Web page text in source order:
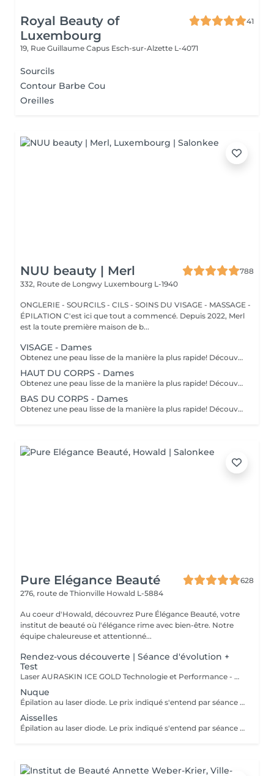
Royal Beauty of
Luxembourg
41
19, Rue Guillaume Capus Esch-sur-Alzette L-4071
Sourcils
Contour Barbe Cou
Oreilles
NUU beauty | Merl
788
332, Route de Longwy Luxembourg L-1940
ONGLERIE - SOURCILS - CILS - SOINS DU VISAGE - MASSAGE -
ÉPILATION C'est ici que tout a commencé. Depuis 2022, Merl
est la toute première maison de b...
VISAGE - Dames
Obtenez une peau lisse de la manière la plus rapide! Découvrez les avantages de l'épilation permanente grâce à notre technologie lumineuse avancée qui cible efficacement les follicules pileux. Caractéristiques de notre Laser: technologie de pointe: nouveau modèle 2022 traitement polyvalent: système 3-en-1: laser diode, alexandrite et NdYag sécurité certifiée: entièrement certifié dans toute l'UE résultats visibles: effets notables après votre première séance transformation complète: résultats finaux obtenus après 6 à 8 traitements inclusif pour tous: convient à tous les types de peau et de cheveux, sauf les cheveux gris confort avant tout: equipé d'un système de refroidissement pour une expérience sans douleur Comment fonctionne l'Épilation au laser? préparation: votre peau est soigneusement nettoyée. application de gel: un gel spécial est appliqué pour améliorer le traitement. traitement au laser: le laser est appliqué sur la zone ciblée. finition apaisante: une crème apaisante est appliquée après le traitement. Recommandations d'Âge: idéalement adapté aux personnes âgées de 16 à 18 ans et plus. Soins post-traitement: pour garantir des résultats optimaux, veuillez éviter de vous exposer au soleil une semaine avant et après votre procédure. Fréquence des séances: les séances sont recommandées toutes les 4 à 8 semaines, pour un total de 6 à 10 traitements selon la zone.
HAUT DU CORPS - Dames
Obtenez une peau lisse de la manière la plus rapide! Découvrez les avantages de l'épilation permanente grâce à notre technologie lumineuse avancée qui cible efficacement les follicules pileux. Caractéristiques de notre Laser: technologie de pointe: nouveau modèle 2022 traitement polyvalent: système 3-en-1: laser diode, alexandrite et NdYag sécurité certifiée: entièrement certifié dans toute l'UE résultats visibles: effets notables après votre première séance transformation complète: résultats finaux obtenus après 6 à 8 traitements inclusif pour tous: convient à tous les types de peau et de cheveux, sauf les cheveux gris confort avant tout: equipé d'un système de refroidissement pour une expérience sans douleur Comment fonctionne l'Épilation au laser? préparation: votre peau est soigneusement nettoyée. application de gel: un gel spécial est appliqué pour améliorer le traitement. traitement au laser: le laser est appliqué sur la zone ciblée. finition apaisante: une crème apaisante est appliquée après le traitement. Recommandations d'Âge: idéalement adapté aux personnes âgées de 16 à 18 ans et plus. Soins post-traitement: pour garantir des résultats optimaux, veuillez éviter de vous exposer au soleil une semaine avant et après votre procédure. Fréquence des séances: les séances sont recommandées toutes les 4 à 8 semaines, pour un total de 6 à 10 traitements selon la zone.
BAS DU CORPS - Dames
Obtenez une peau lisse de la manière la plus rapide! Découvrez les avantages de l'épilation permanente grâce à notre technologie lumineuse avancée qui cible efficacement les follicules pileux. Caractéristiques de notre Laser: technologie de pointe: nouveau modèle 2022 traitement polyvalent: système 3-en-1: laser diode, alexandrite et NdYag sécurité certifiée: entièrement certifié dans toute l'UE résultats visibles: effets notables après votre première séance transformation complète: résultats finaux obtenus après 6 à 8 traitements inclusif pour tous: convient à tous les types de peau et de cheveux, sauf les cheveux gris confort avant tout: equipé d'un système de refroidissement pour une expérience sans douleur Comment fonctionne l'Épilation au laser? préparation: votre peau est soigneusement nettoyée. application de gel: un gel spécial est appliqué pour améliorer le traitement. traitement au laser: le laser est appliqué sur la zone ciblée. finition apaisante: une crème apaisante est appliquée après le traitement. Recommandations d'Âge: idéalement adapté aux personnes âgées de 16 à 18 ans et plus. Soins post-traitement: pour garantir des résultats optimaux, veuillez éviter de vous exposer au soleil une semaine avant et après votre procédure. Fréquence des séances: les séances sont recommandées toutes les 4 à 8 semaines, pour un total de 6 à 10 traitements selon la zone.
Pure Elégance Beauté
628
276, route de Thionville Howald L-5884
Au coeur d'Howald, découvrez Pure Élégance Beauté, votre
institut de beauté où l'élégance rime avec bien-être. Notre
équipe chaleureuse et attentionné...
Rendez-vous découverte | Séance d'évolution +
Test
Laser AURASKIN ICE GOLD Technologie et Performance - multi- longueurs d'onde - tous les phototypes de peau - efficacité - durabilité - confort du traitement extrême - moins de douleurs grâce à son system de refroidissement très performant
Nuque
Épilation au laser diode. Le prix indiqué s'entend par séance (1x). Rasez bien la zone la quelle vous voulez traiter avant votre rendez-vous! Si vous vous êtes pas raser ou pas bien raser la zone désirer a traiter on devra vous facturer le rasage. 8-10 séances sont nécessaires pour un résultat optimal.
Aisselles
Épilation au laser diode. Le prix indiqué s'entend par séance (1x). Rasez bien la zone la quelle vous voulez traiter avant votre rendez-vous! Si vous vous êtes pas raser ou pas bien raser la zone désirer a traiter on devra vous facturer le rasage. 8-10 séances sont nécessaires pour un résultat optimal.